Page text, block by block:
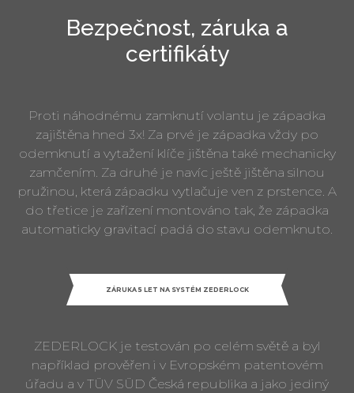
Bezpečnost, záruka a
certifikáty
Proti náhodnému zamknutí volantu je západka
zajištěna hned 3x! Za prvé je západka vždy po
odemknutí a vytažení klíče jištěna také mechanicky
zamčením. Za druhé je navíc ještě jištěna silnou
pružinou, která západku vytlačuje ven z prstence. A
do třetice je zařízení montováno tak, že západka
automaticky gravitací padá do stavu odemknuto.
ZÁRUKA 5 LET NA SYSTÉM ZEDERLOCK
ZEDERLOCK je testován po celém světě a byl
například prověřen i v Evropském patentovém
úřadu a v TÜV SÜD Česká republika a jako jediný